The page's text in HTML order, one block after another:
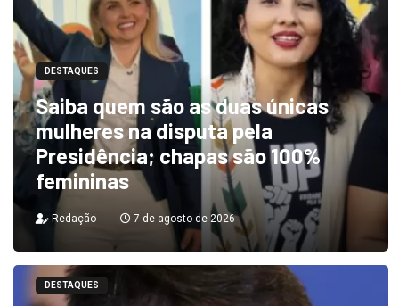
DESTAQUES
Saiba quem são as duas únicas
mulheres na disputa pela
Presidência; chapas são 100%
femininas
Redação 7 de agosto de 2026
DESTAQUES